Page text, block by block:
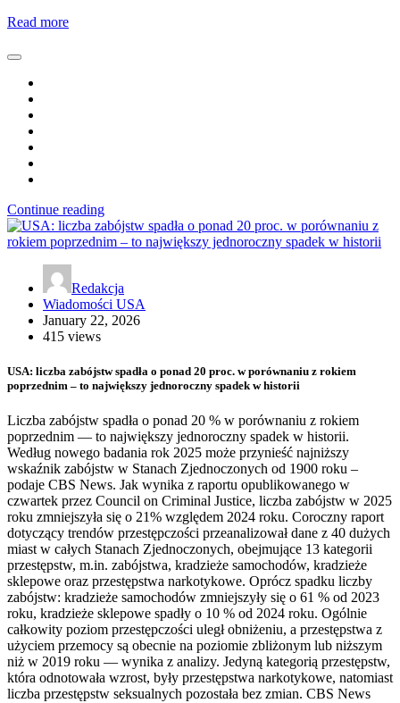
Read more
Continue reading
Redakcja
Wiadomości USA
January 22, 2026
415 views
USA: liczba zabójstw spadła o ponad 20 proc. w porównaniu z rokiem
poprzednim – to największy jednoroczny spadek w historii
Liczba zabójstw spadła o ponad 20 % w porównaniu z rokiem
poprzednim — to największy jednoroczny spadek w historii.
Według nowego badania rok 2025 może przynieść najniższy
wskaźnik zabójstw w Stanach Zjednoczonych od 1900 roku –
podaje CBS News. Jak wynika z raportu opublikowanego w
czwartek przez Council on Criminal Justice, liczba zabójstw w 2025
roku zmniejszyła się o 21% względem 2024 roku. Coroczny raport
dotyczący trendów przestępczości przeanalizował dane z 40 dużych
miast w całych Stanach Zjednoczonych, obejmujące 13 kategorii
przestępstw, m.in. zabójstwa, kradzieże samochodów, kradzieże
sklepowe oraz przestępstwa narkotykowe. Oprócz spadku liczby
zabójstw: kradzieże samochodów zmniejszyły się o 61 % od 2023
roku, kradzieże sklepowe spadły o 10 % od 2024 roku. Ogólnie
całkowity poziom przestępczości uległ obniżeniu, a przestępstwa z
użyciem przemocy są obecnie na poziomie zbliżonym lub niższym
niż w 2019 roku — wynika z analizy. Jedyną kategorią przestępstw,
która odnotowała wzrost, były przestępstwa narkotykowe, natomiast
liczba przestępstw seksualnych pozostała bez zmian. CBS News